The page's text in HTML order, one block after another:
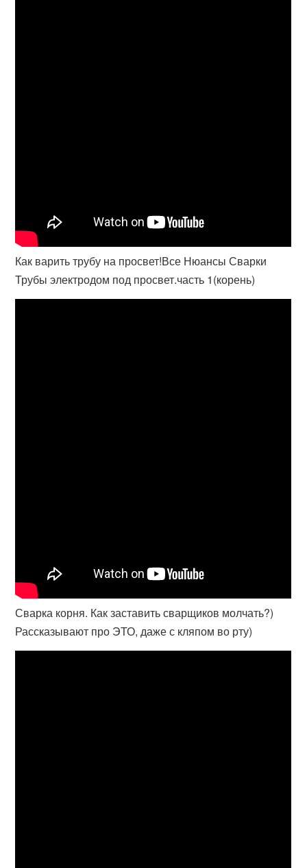
Как варить трубу на просвет!Все Нюансы Сварки
Трубы электродом под просвет.часть 1(корень)
Сварка корня. Как заставить сварщиков молчать?)
Рассказывают про ЭТО, даже с кляпом во рту)